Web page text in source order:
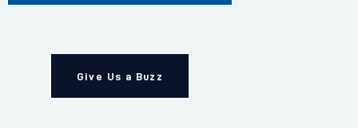
Give Us a Buzz